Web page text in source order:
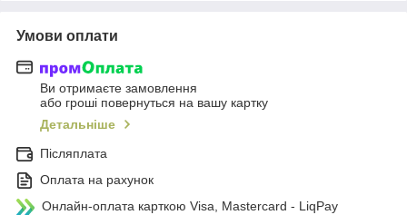
Умови оплати
Ви отримаєте замовлення
або гроші повернуться на вашу картку
Детальніше
Післяплата
Оплата на рахунок
Онлайн-оплата карткою Visa, Mastercard - LiqPay